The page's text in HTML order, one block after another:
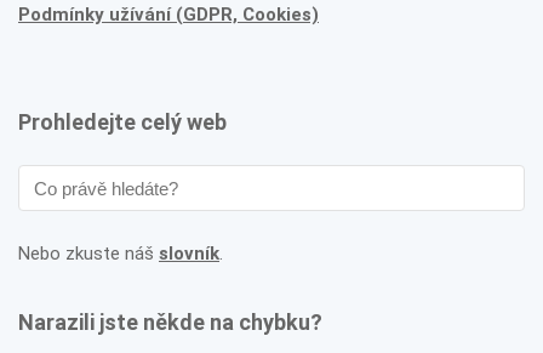
Podmínky užívání (GDPR, Cookies)
Prohledejte celý web
Nebo zkuste náš slovník.
Narazili jste někde na chybku?